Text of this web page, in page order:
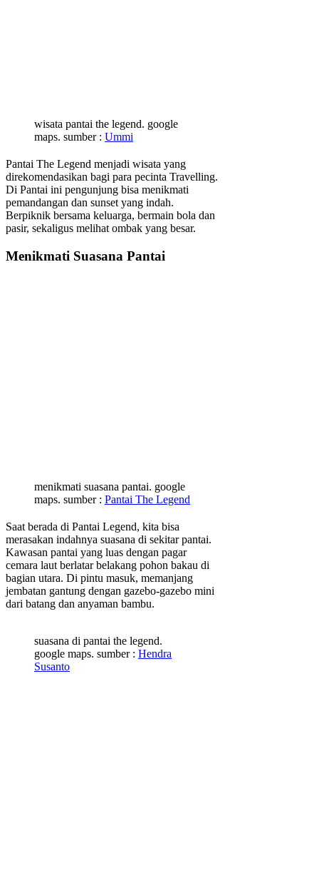
wisata pantai the legend. google
maps. sumber : Ummi
Pantai The Legend menjadi wisata yang
direkomendasikan bagi para pecinta Travelling.
Di Pantai ini pengunjung bisa menikmati
pemandangan dan sunset yang indah.
Berpiknik bersama keluarga, bermain bola dan
pasir, sekaligus melihat ombak yang besar.
Menikmati Suasana Pantai
menikmati suasana pantai. google
maps. sumber : Pantai The Legend
Saat berada di Pantai Legend, kita bisa
merasakan indahnya suasana di sekitar pantai.
Kawasan pantai yang luas dengan pagar
cemara laut berlatar belakang pohon bakau di
bagian utara. Di pintu masuk, memanjang
jembatan gantung dengan gazebo-gazebo mini
dari batang dan anyaman bambu.
suasana di pantai the legend.
google maps. sumber : Hendra
Susanto